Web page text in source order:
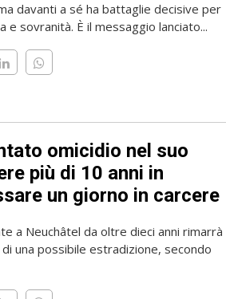
davanti a sé ha battaglie decisive per
sovranità. È il messaggio lanciato...
omicidio nel suo
più di 10 anni in
un giorno in carcere
a Neuchâtel da oltre dieci anni rimarrà
una possibile estradizione, secondo